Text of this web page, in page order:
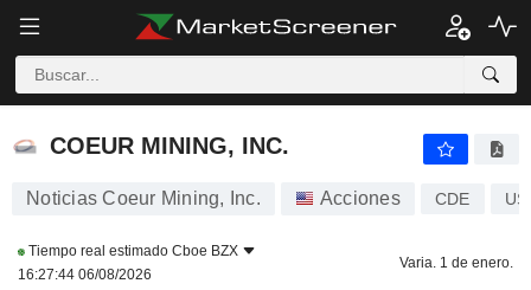
COEUR MINING, INC.
COEUR MINING, INC.
Noticias Coeur Mining, Inc. Acciones CDE
Tiempo real estimado Cboe BZX
16:27:44 06/08/2026
Varia. 1 de enero.